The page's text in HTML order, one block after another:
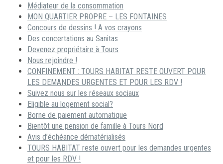
Médiateur de la consommation
MON QUARTIER PROPRE – LES FONTAINES
Concours de dessins ! A vos crayons
Des concertations au Sanitas
Devenez propriétaire à Tours
Nous rejoindre !
CONFINEMENT : TOURS HABITAT RESTE OUVERT POUR
LES DEMANDES URGENTES ET POUR LES RDV !
Suivez nous sur les réseaux sociaux
Eligible au logement social?
Borne de paiement automatique
Bientôt une pension de famille à Tours Nord
Avis d’échéance dématérialisés
TOURS HABITAT reste ouvert pour les demandes urgentes
et pour les RDV !